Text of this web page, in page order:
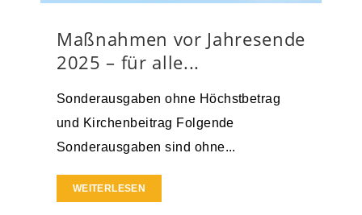
Maßnahmen vor Jahresende
2025 – für alle...
Sonderausgaben ohne Höchstbetrag
und Kirchenbeitrag Folgende
Sonderausgaben sind ohne...
WEITERLESEN